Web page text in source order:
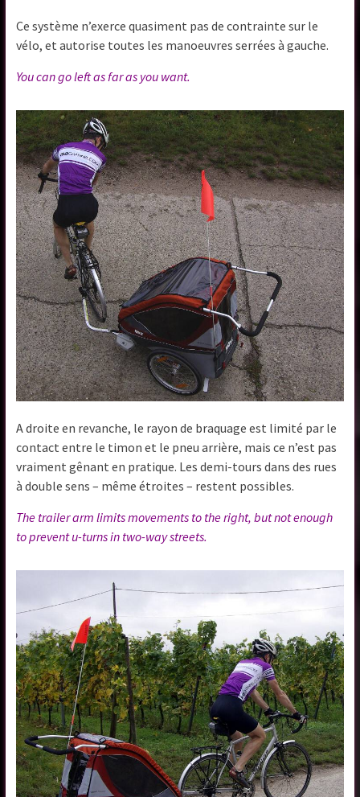
Ce système n’exerce quasiment pas de contrainte sur le
vélo, et autorise toutes les manoeuvres serrées à gauche.
You can go left as far as you want.
A droite en revanche, le rayon de braquage est limité par le
contact entre le timon et le pneu arrière, mais ce n’est pas
vraiment gênant en pratique. Les demi-tours dans des rues
à double sens – même étroites – restent possibles.
The trailer arm limits movements to the right, but not enough
to prevent u-turns in two-way streets.